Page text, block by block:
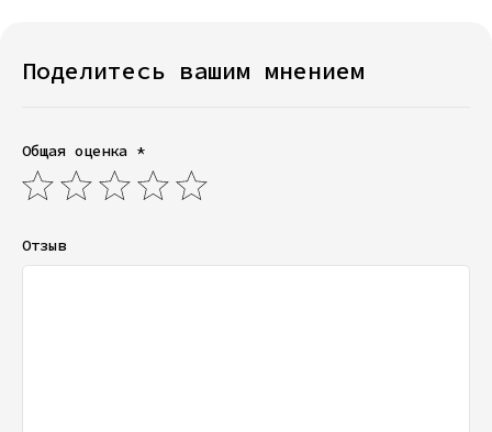
Поделитесь вашим мнением
Общая оценка *
Отзыв